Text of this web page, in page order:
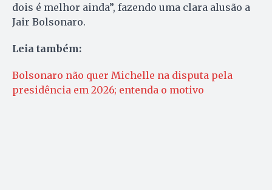
dois é melhor ainda”, fazendo uma clara alusão a
Jair Bolsonaro.
Leia também:
Bolsonaro não quer Michelle na disputa pela
presidência em 2026; entenda o motivo